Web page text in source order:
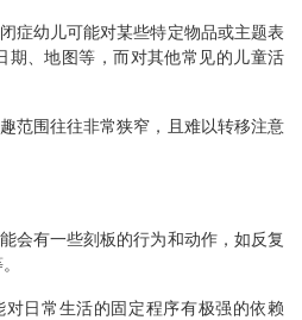
症幼儿可能对某些特定物品或主题表
期、地图等，而对其他常见的儿童活
范围往往非常狭窄，且难以转移注意
会有一些刻板的行为和动作，如反复
日常生活的固定程序有极强的依赖